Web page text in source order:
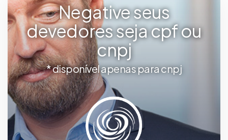
Negative seus
devedores seja cpf ou
cnpj
* disponível apenas para cnpj